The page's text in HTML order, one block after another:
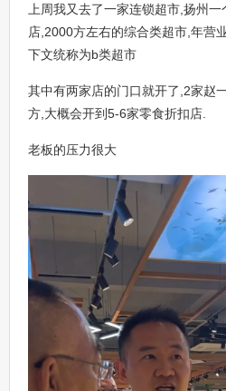
上周我又去了一家连锁超市,扬州
店,2000方左右的综合类超市,年
下文统称为b类超市
其中有两家店的门口就开了,2家赵
方,大概会开到5-6家零食折扣店.
老板的压力很大